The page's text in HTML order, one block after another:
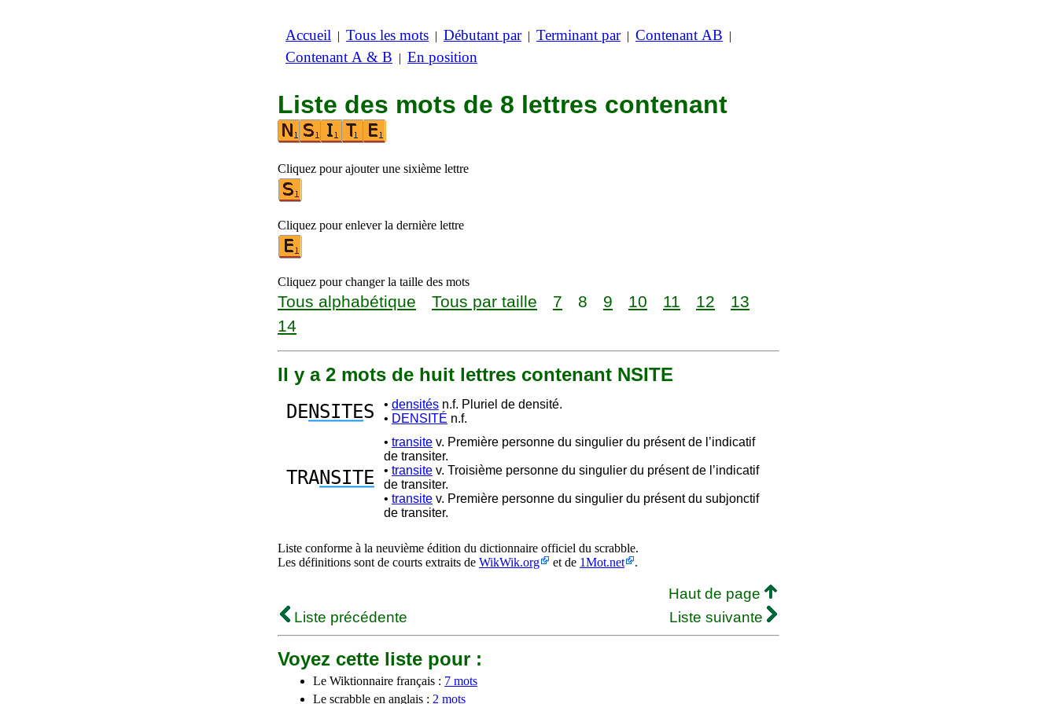
Accueil | Tous les mots | Débutant par| Terminant par| Contenant AB |
Contenant A & B | En position
Liste des mots de 8 lettres contenant
Cliquez pour ajouter une sixième lettre
Cliquez pour enlever la dernière lettre
Cliquez pour changer la taille des mots
Tous alphabétique Tous par taille 7 8 9 10 11 12
13
14
Il y a 2 mots de huit lettres contenant NSITE
DENSITES • densités n.f. Pluriel de densité.
• DENSITÉ n.f.
TRANSITE
• transite v. Première personne du singulier du présent de l’indicatif
de transiter.
• transite v. Troisième personne du singulier du présent de l’indicatif
de transiter.
• transite v. Première personne du singulier du présent du subjonctif
de transiter.
Liste conforme à la neuvième édition du dictionnaire officiel du scrabble.
Les définitions sont de courts extraits de WikWik.org et de 1Mot.net .
Haut de page
Liste précédente
Liste suivante
Voyez cette liste pour :
Le Wiktionnaire français : 7 mots
Le scrabble en anglais : 2 mots